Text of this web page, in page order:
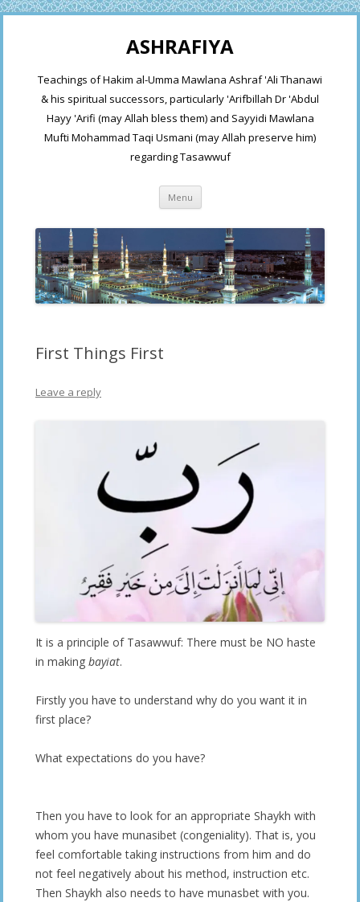
ASHRAFIYA
Teachings of Hakim al-Umma Mawlana Ashraf 'Ali Thanawi
& his spiritual successors, particularly 'Arifbillah Dr 'Abdul
Hayy 'Arifi (may Allah bless them) and Sayyidi Mawlana
Mufti Mohammad Taqi Usmani (may Allah preserve him)
regarding Tasawwuf
Menu Skip
content
First Things First
Leave a reply
It is a principle of Tasawwuf: There must be NO haste
in making bayiat.
Firstly you have to understand why do you want it in
first place?
What expectations do you have?
Then you have to look for an appropriate Shaykh with
whom you have munasibet (congeniality). That is, you
feel comfortable taking instructions from him and do
not feel negatively about his method, instruction etc.
Then Shaykh also needs to have munasbet with you.